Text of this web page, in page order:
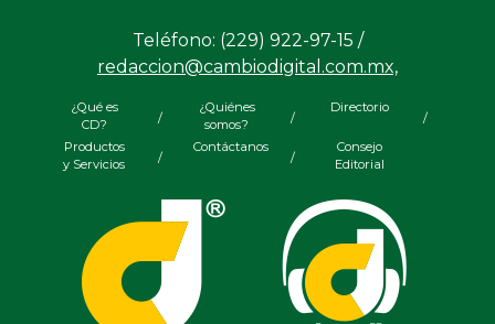
Teléfono: (229) 922-97-15 /
redaccion@cambiodigital.com.mx,
¿Qué es
CD?
/
¿Quiénes
somos?
/
Directorio
/
Productos
y Servicios
/
Contáctanos
/
Consejo
Editorial